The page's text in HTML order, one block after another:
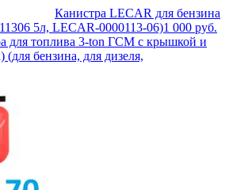
Канистра LECAR для бензина
5л, LECAR-0000113-06)1 000 руб.
для топлива 3-ton ГСМ с крышкой и
(для бензина, для дизеля,